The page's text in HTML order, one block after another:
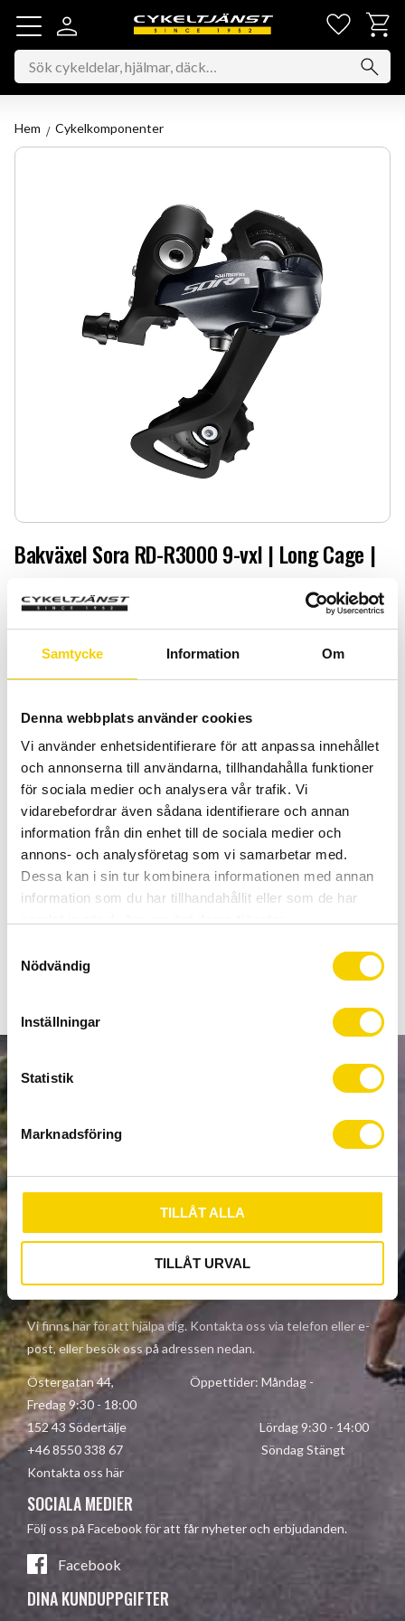
Samtycke Information Om
Denna webbplats använder cookies
Vi använder enhetsidentifierare för att anpassa innehållet
och annonserna till användarna, tillhandahålla funktioner
för sociala medier och analysera vår trafik. Vi
vidarebefordrar även sådana identifierare och annan
information från din enhet till de sociala medier och
annons- och analysföretag som vi samarbetar med.
Dessa kan i sin tur kombinera informationen med annan
information som du har tillhandahållit eller som de har
y
c
k
s
v
a
Nödvändig
Inställningar
Statistik
Marknadsföring
TILLÅT ALLA
TILLÅT URVAL
Meny
Hem Cykelkomponenter
Bakväxel Sora RD-R3000 9-vxl | Long Cage |
499:-
KÖP
Certifierad cykelservice & Shimano Service Center
Allt inom cykel på ett ställe
Kunnig personal och hög kundnöjdhet
Lagerstatus
2 st i lager
PRENUMERERA
Dina personuppgifter behandlas i enlighet med vår
integritetspolicy.
KONTAKTA OSS
Vi finns här för att hjälpa dig. Kontakta oss via telefon eller e-
post, eller besök oss på adressen nedan.
Östergatan 44, Öppettider: Måndag -
Fredag 9:30 - 18:00
152 43 Södertälje Lördag 9:30 - 14:00
+46 8550 338 67 Söndag Stängt
Kontakta oss här
SOCIALA MEDIER
Följ oss på Facebook för att får nyheter och erbjudanden.
Facebook
DINA KUNDUPPGIFTER